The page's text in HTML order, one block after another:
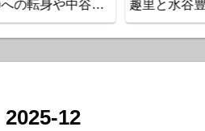
を超わかりやすく解
のマンシ
2025-12